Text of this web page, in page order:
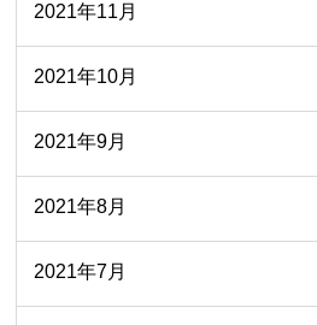
2021年11月
2021年10月
2021年9月
2021年8月
2021年7月